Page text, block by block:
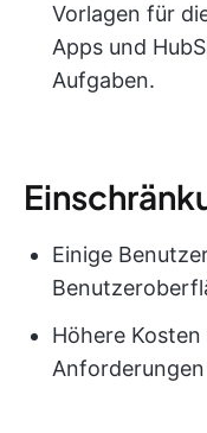
Vorlagen für
Apps und
Aufgaben.
Einige
Höhere